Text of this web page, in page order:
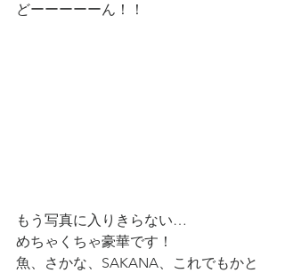
どーーーーーん！！
もう写真に入りきらない…
めちゃくちゃ豪華です！
魚、さかな、SAKANA、これでもかと